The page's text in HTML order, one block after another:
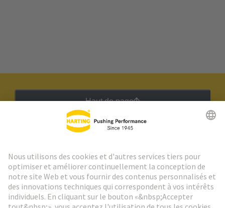
Haut de page
Aller à l'inscription